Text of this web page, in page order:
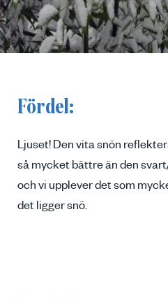
Fördel:
Ljuset! Den vita snön
så mycket bättre än den
och vi upplever det som
det ligger snö.